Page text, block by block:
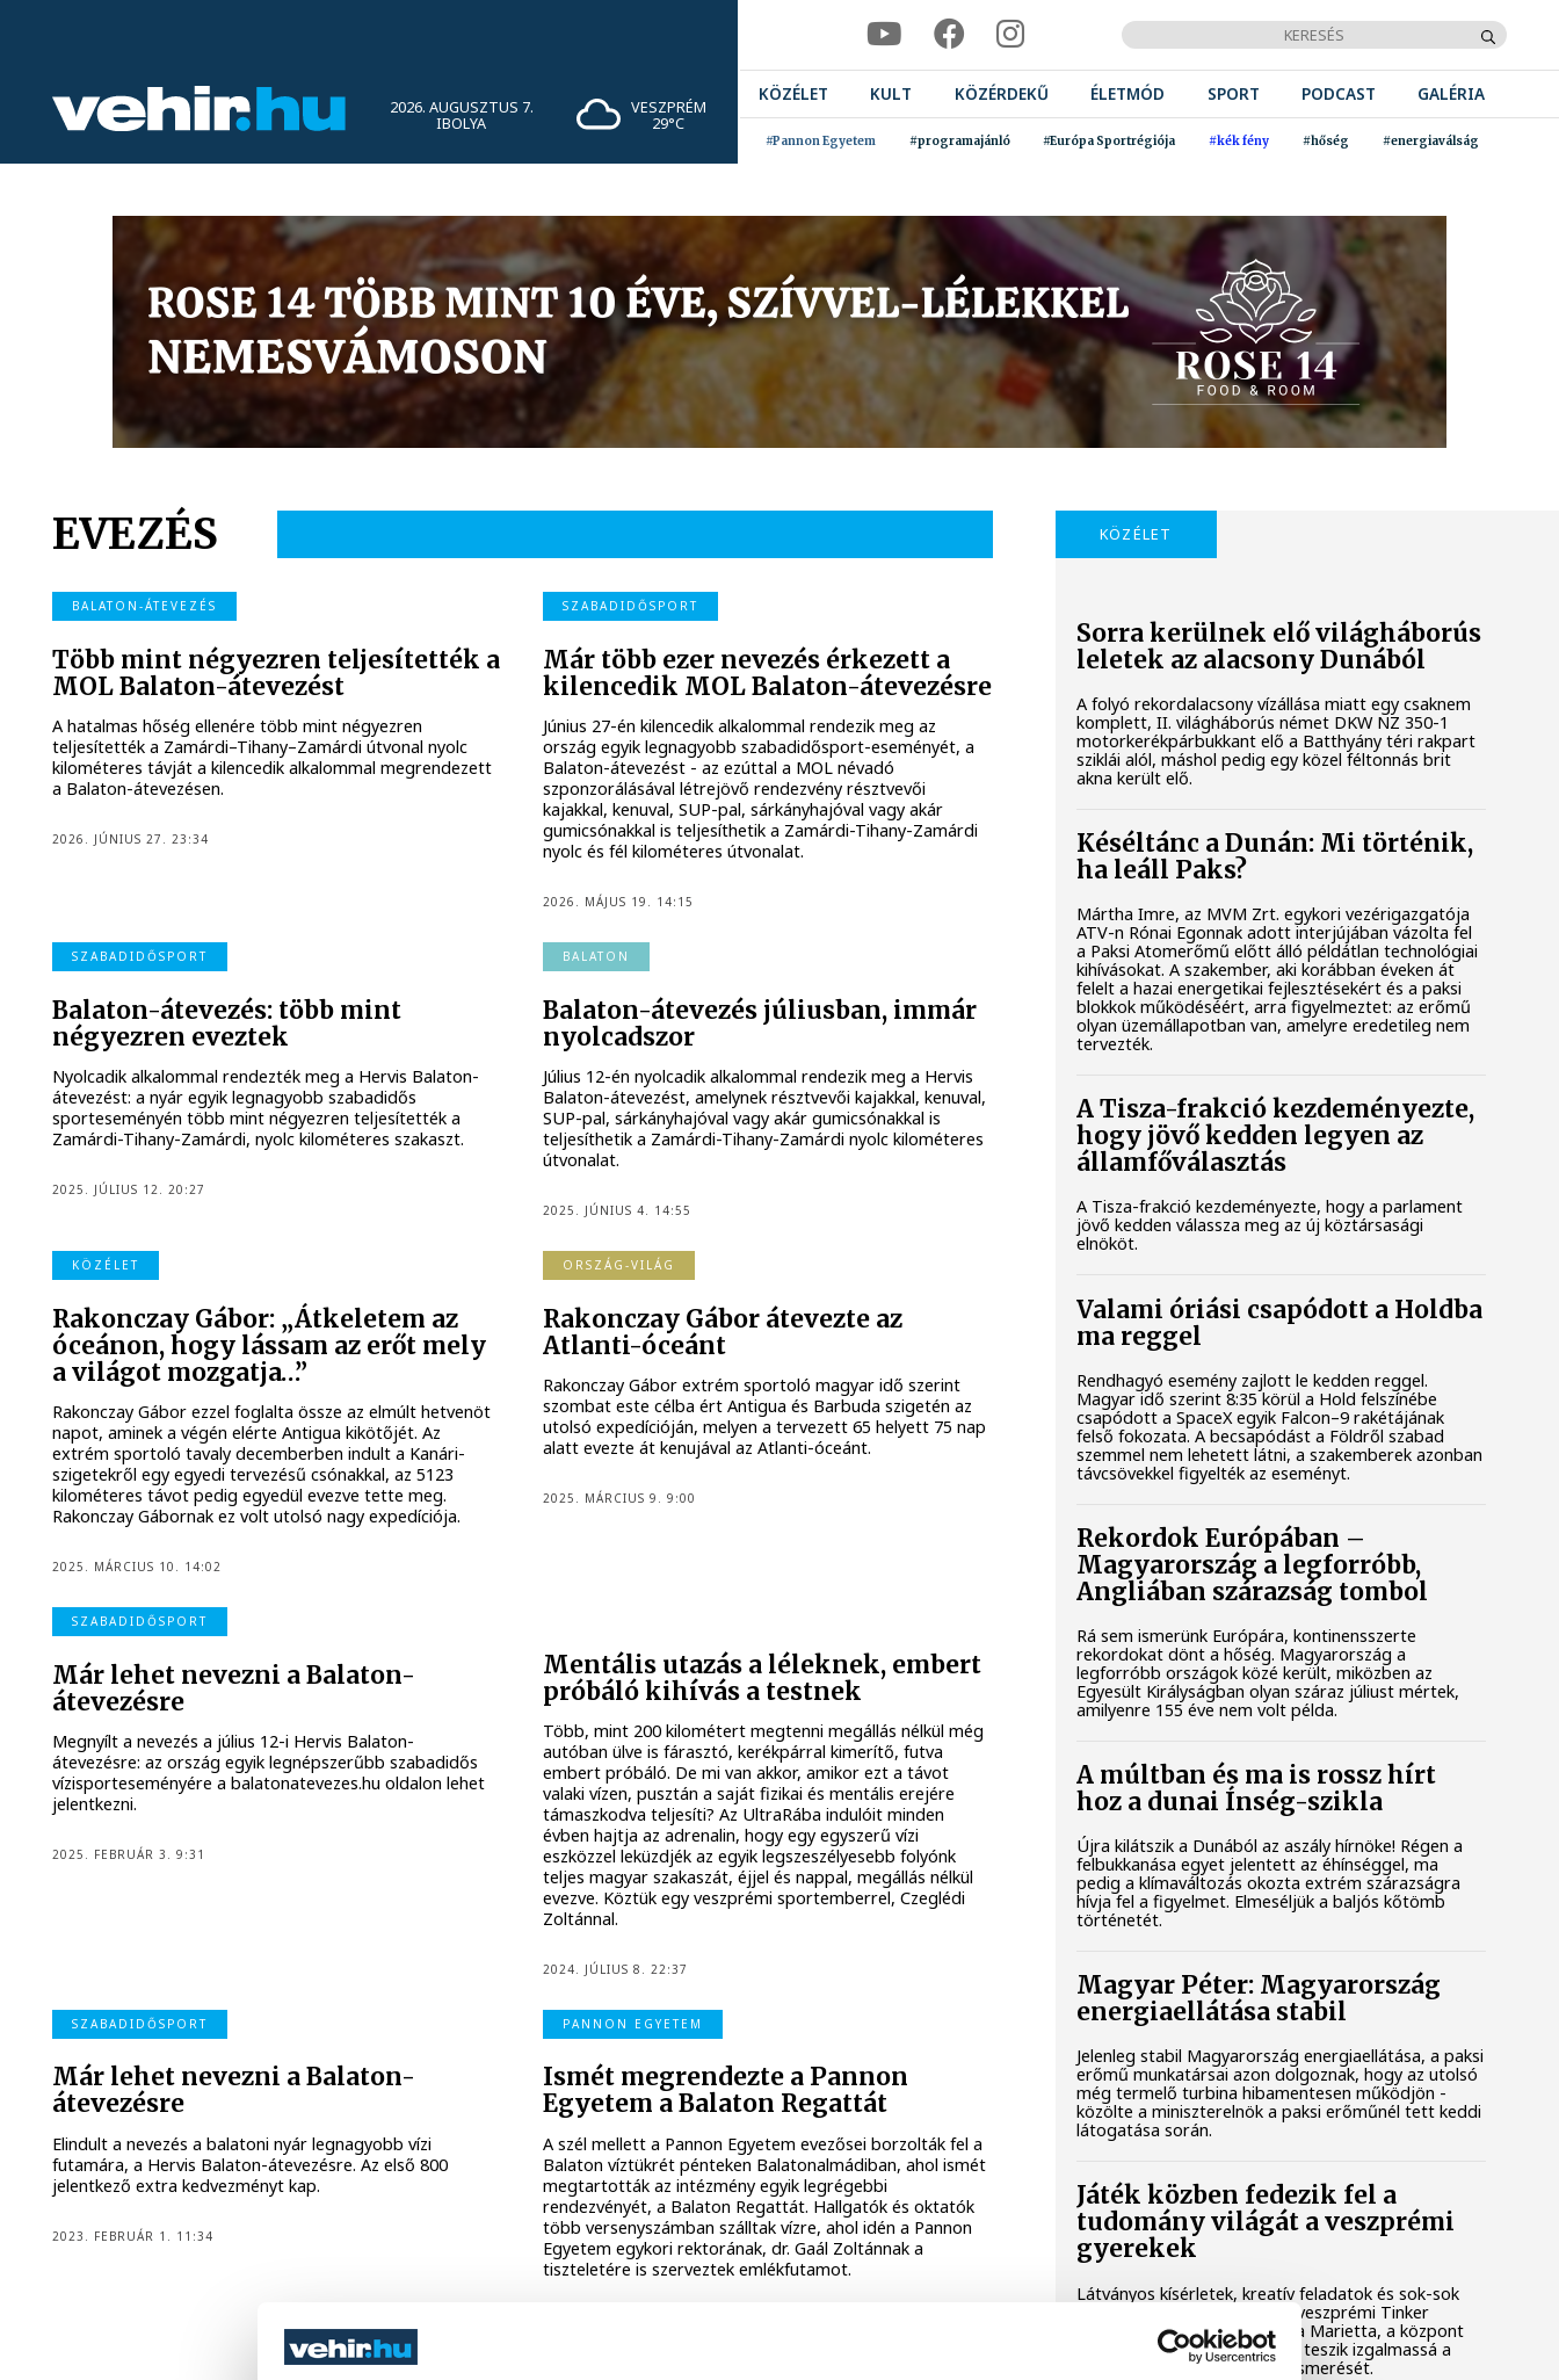
2026. AUGUSZTUS 7.
IBOLYA
VESZPRÉM
29°C
KÖZÉLET KULT KÖZÉRDEKŰ ÉLETMÓD SPORT PODCAST GALÉRIA
#Pannon Egyetem #programajánló #Európa Sportrégiója #kék fény #hőség #energiaválság
EVEZÉS
BALATON-ÁTEVEZÉS
Több mint négyezren teljesítették a
MOL Balaton-átevezést
A hatalmas hőség ellenére több mint négyezren
teljesítették a Zamárdi–Tihany–Zamárdi útvonal nyolc
kilométeres távját a kilencedik alkalommal megrendezett
a Balaton-átevezésen.
2026. JÚNIUS 27. 23:34
SZABADIDŐSPORT
Már több ezer nevezés érkezett a
kilencedik MOL Balaton-átevezésre
Június 27-én kilencedik alkalommal rendezik meg az
ország egyik legnagyobb szabadidősport-eseményét, a
Balaton-átevezést - az ezúttal a MOL névadó
szponzorálásával létrejövő rendezvény résztvevői
kajakkal, kenuval, SUP-pal, sárkányhajóval vagy akár
gumicsónakkal is teljesíthetik a Zamárdi-Tihany-Zamárdi
nyolc és fél kilométeres útvonalat.
2026. MÁJUS 19. 14:15
SZABADIDŐSPORT
Balaton-átevezés: több mint
négyezren eveztek
Nyolcadik alkalommal rendezték meg a Hervis Balaton-
átevezést: a nyár egyik legnagyobb szabadidős
sporteseményén több mint négyezren teljesítették a
Zamárdi-Tihany-Zamárdi, nyolc kilométeres szakaszt.
2025. JÚLIUS 12. 20:27
BALATON
Balaton-átevezés júliusban, immár
nyolcadszor
Július 12-én nyolcadik alkalommal rendezik meg a Hervis
Balaton-átevezést, amelynek résztvevői kajakkal, kenuval,
SUP-pal, sárkányhajóval vagy akár gumicsónakkal is
teljesíthetik a Zamárdi-Tihany-Zamárdi nyolc kilométeres
útvonalat.
2025. JÚNIUS 4. 14:55
KÖZÉLET
Rakonczay Gábor: „Átkeletem az
óceánon, hogy lássam az erőt mely
a világot mozgatja…”
Rakonczay Gábor ezzel foglalta össze az elmúlt hetvenöt
napot, aminek a végén elérte Antigua kikötőjét. Az
extrém sportoló tavaly decemberben indult a Kanári-
szigetekről egy egyedi tervezésű csónakkal, az 5123
kilométeres távot pedig egyedül evezve tette meg.
Rakonczay Gábornak ez volt utolsó nagy expedíciója.
2025. MÁRCIUS 10. 14:02
ORSZÁG-VILÁG
Rakonczay Gábor átevezte az
Atlanti-óceánt
Rakonczay Gábor extrém sportoló magyar idő szerint
szombat este célba ért Antigua és Barbuda szigetén az
utolsó expedícióján, melyen a tervezett 65 helyett 75 nap
alatt evezte át kenujával az Atlanti-óceánt.
2025. MÁRCIUS 9. 9:00
SZABADIDŐSPORT
Már lehet nevezni a Balaton-
átevezésre
Megnyílt a nevezés a július 12-i Hervis Balaton-
átevezésre: az ország egyik legnépszerűbb szabadidős
vízisporteseményére a balatonatevezes.hu oldalon lehet
jelentkezni.
2025. FEBRUÁR 3. 9:31
Mentális utazás a léleknek, embert
próbáló kihívás a testnek
Több, mint 200 kilométert megtenni megállás nélkül még
autóban ülve is fárasztó, kerékpárral kimerítő, futva
embert próbáló. De mi van akkor, amikor ezt a távot
valaki vízen, pusztán a saját fizikai és mentális erejére
támaszkodva teljesíti? Az UltraRába indulóit minden
évben hajtja az adrenalin, hogy egy egyszerű vízi
eszközzel leküzdjék az egyik legszeszélyesebb folyónk
teljes magyar szakaszát, éjjel és nappal, megállás nélkül
evezve. Köztük egy veszprémi sportemberrel, Czeglédi
Zoltánnal.
2024. JÚLIUS 8. 22:37
SZABADIDŐSPORT
Már lehet nevezni a Balaton-
átevezésre
Elindult a nevezés a balatoni nyár legnagyobb vízi
futamára, a Hervis Balaton-átevezésre. Az első 800
jelentkező extra kedvezményt kap.
2023. FEBRUÁR 1. 11:34
PANNON EGYETEM
Ismét megrendezte a Pannon
Egyetem a Balaton Regattát
A szél mellett a Pannon Egyetem evezősei borzolták fel a
Balaton víztükrét pénteken Balatonalmádiban, ahol ismét
megtartották az intézmény egyik legrégebbi
rendezvényét, a Balaton Regattát. Hallgatók és oktatók
több versenyszámban szálltak vízre, ahol idén a Pannon
Egyetem egykori rektorának, dr. Gaál Zoltánnak a
tiszteletére is szerveztek emlékfutamot.
KÖZÉLET
Sorra kerülnek elő világháborús
leletek az alacsony Dunából
A folyó rekordalacsony vízállása miatt egy csaknem
komplett, II. világháborús német DKW NZ 350-1
motorkerékpárbukkant elő a Batthyány téri rakpart
sziklái alól, máshol pedig egy közel féltonnás brit
akna került elő.
Késéltánc a Dunán: Mi történik,
ha leáll Paks?
Mártha Imre, az MVM Zrt. egykori vezérigazgatója
ATV-n Rónai Egonnak adott interjújában vázolta fel
a Paksi Atomerőmű előtt álló példátlan technológiai
kihívásokat. A szakember, aki korábban éveken át
felelt a hazai energetikai fejlesztésekért és a paksi
blokkok működéséért, arra figyelmeztet: az erőmű
olyan üzemállapotban van, amelyre eredetileg nem
tervezték.
A Tisza-frakció kezdeményezte,
hogy jövő kedden legyen az
államfőválasztás
A Tisza-frakció kezdeményezte, hogy a parlament
jövő kedden válassza meg az új köztársasági
elnököt.
Valami óriási csapódott a Holdba
ma reggel
Rendhagyó esemény zajlott le kedden reggel.
Magyar idő szerint 8:35 körül a Hold felszínébe
csapódott a SpaceX egyik Falcon–9 rakétájának
felső fokozata. A becsapódást a Földről szabad
szemmel nem lehetett látni, a szakemberek azonban
távcsövekkel figyelték az eseményt.
Rekordok Európában –
Magyarország a legforróbb,
Angliában szárazság tombol
Rá sem ismerünk Európára, kontinensszerte
rekordokat dönt a hőség. Magyarország a
legforróbb országok közé került, miközben az
Egyesült Királyságban olyan száraz júliust mértek,
amilyenre 155 éve nem volt példa.
A múltban és ma is rossz hírt
hoz a dunai Ínség-szikla
Újra kilátszik a Dunából az aszály hírnöke! Régen a
felbukkanása egyet jelentett az éhínséggel, ma
pedig a klímaváltozás okozta extrém szárazságra
hívja fel a figyelmet. Elmeséljük a baljós kőtömb
történetét.
Magyar Péter: Magyarország
energiaellátása stabil
Jelenleg stabil Magyarország energiaellátása, a paksi
erőmű munkatársai azon dolgoznak, hogy az utolsó
még termelő turbina hibamentesen működjön -
közölte a miniszterelnök a paksi erőműnél tett keddi
látogatása során.
Játék közben fedezik fel a
tudomány világát a veszprémi
gyerekek
Látványos kísérletek, kreatív feladatok és sok-sok
élmény várja a gyerekeket a veszprémi Tinker
Labsben. Videónkban Balassa Marietta, a központ
vezetője mutatja be, hogyan teszik izgalmassá a
természettudományok megismerését.